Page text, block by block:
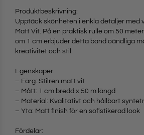
Produktbeskrivning:
Upptäck skönheten i enkla detaljer med
Matt Vit. På en praktisk rulle om 50
om 1 cm erbjuder detta band oändliga
kreativitet och stil.
Egenskaper:
– Färg: Stilren matt vit
– Mått: 1 cm bredd x 50 m längd
– Material: Kvalitativt och hållbart
– Yta: Matt finish för en sofistikerad look
Fördelar: